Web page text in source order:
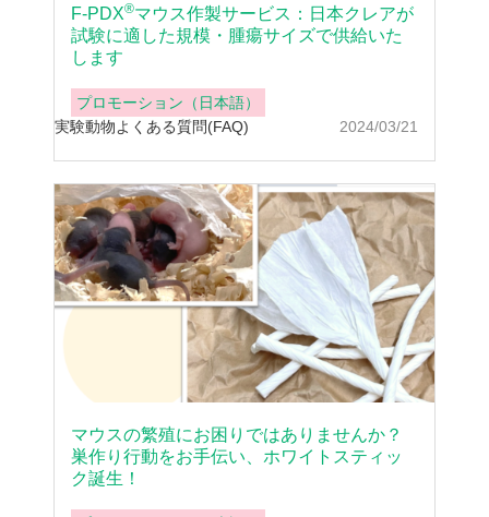
2024/03/21
F-PDX®マウス作製サービス：日本クレアが
試験に適した規模・腫瘍サイズで供給いた
します
プロモーション（日本語）
実験動物よくある質問(FAQ)
マウスの繁殖にお困りではありませんか？
巣作り行動をお手伝い、ホワイトスティッ
ク誕生！